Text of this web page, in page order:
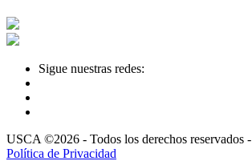
Sigue nuestras redes:
USCA ©2026 - Todos los derechos reservados -
Política de Privacidad